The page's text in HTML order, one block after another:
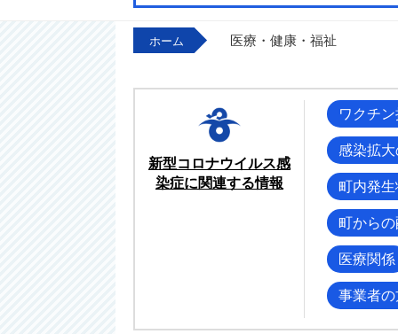
ホーム 医療・健康・福祉
新型コロナウイルス感
染症に関連する情報
ワクチ
感染拡
町内発
町から
医療関係
事業者